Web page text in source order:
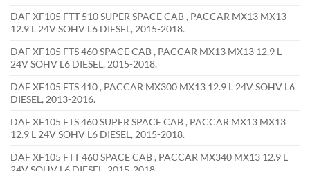
DAF XF105 FTT 510 SUPER SPACE CAB , PACCAR MX13 MX13
12.9 L 24V SOHV L6 DIESEL, 2015-2018.
DAF XF105 FTS 460 SPACE CAB , PACCAR MX13 MX13 12.9 L
24V SOHV L6 DIESEL, 2015-2018.
DAF XF105 FTS 410 , PACCAR MX300 MX13 12.9 L 24V SOHV L6
DIESEL, 2013-2016.
DAF XF105 FTS 460 SUPER SPACE CAB , PACCAR MX13 MX13
12.9 L 24V SOHV L6 DIESEL, 2015-2018.
DAF XF105 FTT 460 SPACE CAB , PACCAR MX340 MX13 12.9 L